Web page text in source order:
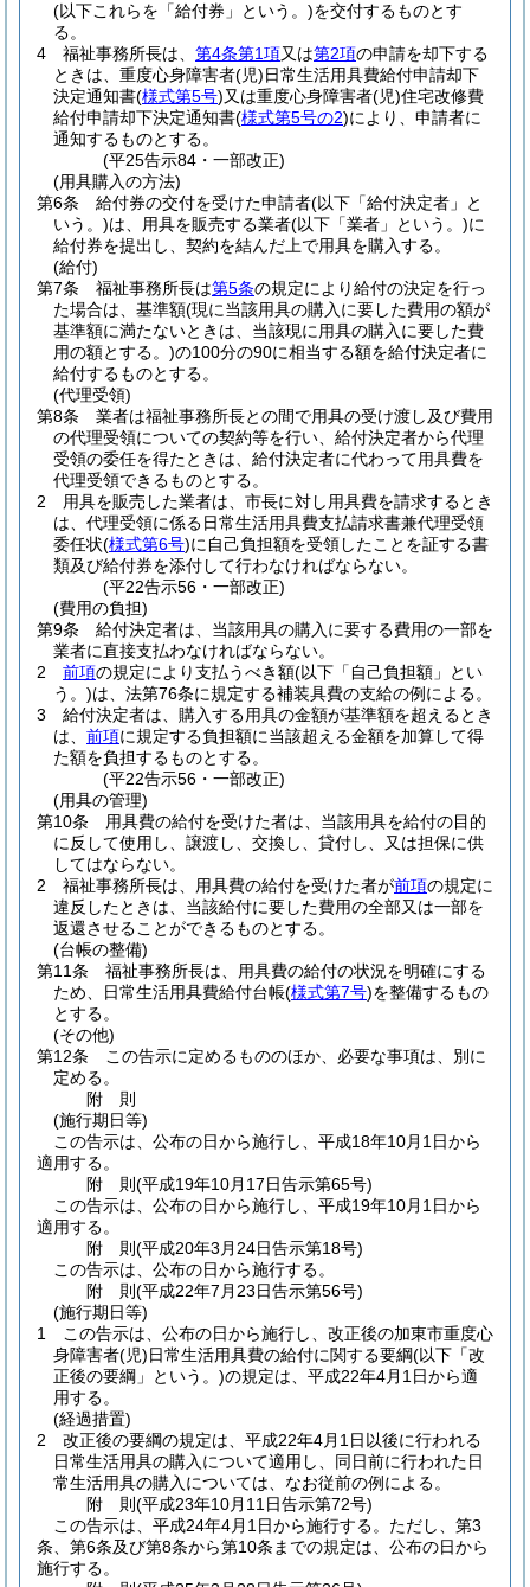
(以下これらを「給付券」という。)を交付するものとす
る。
4
福祉事務所長は、 第4条第1項又は第2項の申請を却下する
ときは、重度心身障害者(児)日常生活用具費給付申請却下
決定通知書(様式第5号)又は重度心身障害者(児)住宅改修費
給付申請却下決定通知書(様式第5号の2)により、申請者に
通知するものとする。
(平25告示84・一部改正)
(用具購入の方法)
第6条
給付券の交付を受けた申請者(以下「給付決定者」と
いう。)は、用具を販売する業者(以下「業者」という。)に
給付券を提出し、契約を結んだ上で用具を購入する。
(給付)
第7条
福祉事務所長は第5条の規定により給付の決定を行っ
た場合は、基準額(現に当該用具の購入に要した費用の額が
基準額に満たないときは、当該現に用具の購入に要した費
用の額とする。)の100分の90に相当する額を給付決定者に
給付するものとする。
(代理受領)
第8条
業者は福祉事務所長との間で用具の受け渡し及び費用
の代理受領についての契約等を行い、給付決定者から代理
受領の委任を得たときは、給付決定者に代わって用具費を
代理受領できるものとする。
2
用具を販売した業者は、市長に対し用具費を請求するとき
は、代理受領に係る日常生活用具費支払請求書兼代理受領
委任状(様式第6号)に自己負担額を受領したことを証する書
類及び給付券を添付して行わなければならない。
(平22告示56・一部改正)
(費用の負担)
第9条
給付決定者は、当該用具の購入に要する費用の一部を
業者に直接支払わなければならない。
2
前項の規定により支払うべき額(以下「自己負担額」とい
う。)は、法第76条に規定する補装具費の支給の例による。
3
給付決定者は、購入する用具の金額が基準額を超えるとき
は、 前項に規定する負担額に当該超える金額を加算して得
た額を負担するものとする。
(平22告示56・一部改正)
(用具の管理)
第10条
用具費の給付を受けた者は、当該用具を給付の目的
に反して使用し、譲渡し、交換し、貸付し、又は担保に供
してはならない。
2
福祉事務所長は、用具費の給付を受けた者が前項の規定に
違反したときは、当該給付に要した費用の全部又は一部を
返還させることができるものとする。
(台帳の整備)
第11条
福祉事務所長は、用具費の給付の状況を明確にする
ため、日常生活用具費給付台帳(様式第7号)を整備するもの
とする。
(その他)
第12条
この告示に定めるもののほか、必要な事項は、別に
定める。
附 則
(施行期日等)
この告示は、公布の日から施行し、平成18年10月1日から
適用する。
附 則(平成19年10月17日告示第65号)
この告示は、公布の日から施行し、平成19年10月1日から
適用する。
附 則(平成20年3月24日告示第18号)
この告示は、公布の日から施行する。
附 則(平成22年7月23日告示第56号)
(施行期日等)
1
この告示は、公布の日から施行し、改正後の加東市重度心
身障害者(児)日常生活用具費の給付に関する要綱(以下「改
正後の要綱」という。)の規定は、平成22年4月1日から適
用する。
(経過措置)
2
改正後の要綱の規定は、平成22年4月1日以後に行われる
日常生活用具の購入について適用し、同日前に行われた日
常生活用具の購入については、なお従前の例による。
附 則(平成23年10月11日告示第72号)
この告示は、平成24年4月1日から施行する。 ただし、第3
条、第6条及び第8条から第10条までの規定は、公布の日から
施行する。